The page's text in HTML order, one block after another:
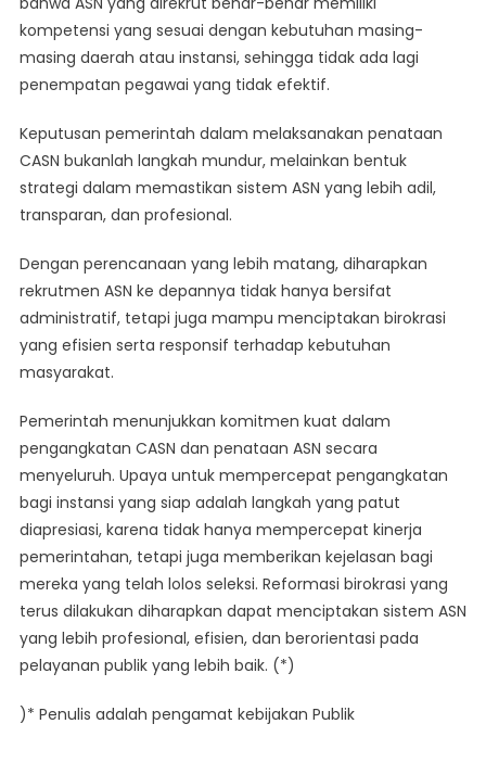
kompetensi yang sesuai dengan kebutuhan masing-
masing daerah atau instansi, sehingga tidak ada lagi
penempatan pegawai yang tidak efektif.
Keputusan pemerintah dalam melaksanakan penataan
CASN bukanlah langkah mundur, melainkan bentuk
strategi dalam memastikan sistem ASN yang lebih adil,
transparan, dan profesional.
Dengan perencanaan yang lebih matang, diharapkan
rekrutmen ASN ke depannya tidak hanya bersifat
administratif, tetapi juga mampu menciptakan birokrasi
yang efisien serta responsif terhadap kebutuhan
masyarakat.
Pemerintah menunjukkan komitmen kuat dalam
pengangkatan CASN dan penataan ASN secara
menyeluruh. Upaya untuk mempercepat pengangkatan
bagi instansi yang siap adalah langkah yang patut
diapresiasi, karena tidak hanya mempercepat kinerja
pemerintahan, tetapi juga memberikan kejelasan bagi
mereka yang telah lolos seleksi. Reformasi birokrasi yang
terus dilakukan diharapkan dapat menciptakan sistem ASN
yang lebih profesional, efisien, dan berorientasi pada
pelayanan publik yang lebih baik. (*)
)* Penulis adalah pengamat kebijakan Publik